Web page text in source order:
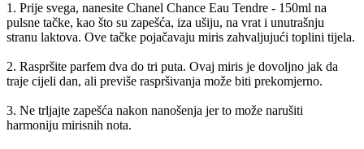
1. Prije svega, nanesite Chanel Chance Eau Tendre - 150ml na
pulsne tačke, kao što su zapešća, iza ušiju, na vrat i unutrašnju
stranu laktova. Ove tačke pojačavaju miris zahvaljujući toplini tijela.
2. Raspršite parfem dva do tri puta. Ovaj miris je dovoljno jak da
traje cijeli dan, ali previše raspršivanja može biti prekomjerno.
3. Ne trljajte zapešća nakon nanošenja jer to može narušiti
harmoniju mirisnih nota.